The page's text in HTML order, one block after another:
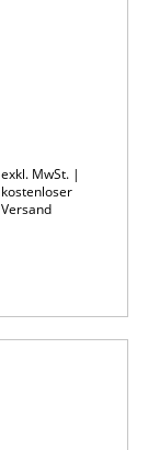
exkl. MwSt. |
kostenloser
Versand